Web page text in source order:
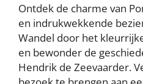
Ontdek de charme van
en indrukwekkende
Wandel door het
en bewonder de
Hendrik de Zeevaarder.